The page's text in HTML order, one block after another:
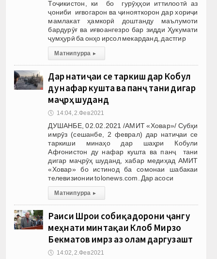
Тоҷикистон, ки бо гурӯҳҳои иттилоотӣ аз
ҷониби иғвогарон ва ҷинояткорон дар хориҷи
мамлакат ҳамкорӣ доштанду маълумоти
бардурӯғ ва иғвоангезро бар зидди Ҳукумати
ҷумҳурӣ ба онҳо ирсол мекарданд, дастгир
Матни пурра ▸
Дар натиҷаи се таркиш дар Кобул
ду нафар кушта ва панҷ тани дигар
маҷрӯҳ шуданд
🕔 14:04, 2.Фев 2021
ДУШАНБЕ, 02.02.2021 /АМИТ «Ховар»/ Субҳи
имрӯз (сешанбе, 2 феврал) дар натиҷаи се
таркиши минаҳо дар шаҳри Кобули
Афғонистон ду нафар кушта ва панҷ тани
дигар маҷрӯҳ шуданд, хабар медиҳад АМИТ
«Ховар» бо истинод ба сомонаи шабакаи
телевизионии tolonews.com. Дар асоси
Матни пурра ▸
Раиси Шӯрои собиқадорони ҷангу
меҳнати минтақаи Кӯлоб Мирзо
Бекматов имрӯз аз олам даргузашт
🕔 14:02, 2.Фев 2021